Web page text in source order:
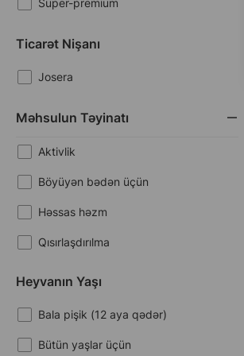
Ticarət Nişanı
Josera
Məhsulun Təyinatı
Aktivlik
Böyüyən bədən üçün
Həssas həzm
Qısırlaşdırılma
Heyvanın Yaşı
Bala pişik (12 aya qədər)
Bütün yaşlar üçün